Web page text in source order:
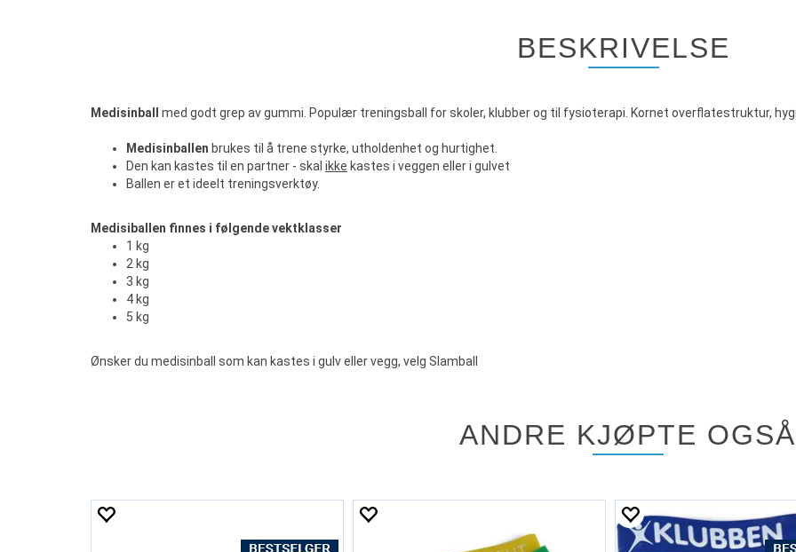
BESKRIVELSE
Medisinball med godt grep av gummi. Populær treningsball for skoler, klubber og til fysioterapi. Kornet overflatestruktur,
Medisinballen brukes til å trene styrke, utholdenhet og hurtighet.
Den kan kastes til en partner - skal ikke kastes i veggen eller i gulvet
Ballen er et ideelt treningsverktøy.
Medisiballen finnes i følgende vektklasser
1 kg
2 kg
3 kg
4 kg
5 kg
Ønsker du medisinball som kan kastes i gulv eller vegg, velg Slamball
ANDRE KJØPTE OGSÅ